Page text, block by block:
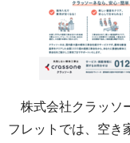
株式会社クラッソ
フレットでは、空き